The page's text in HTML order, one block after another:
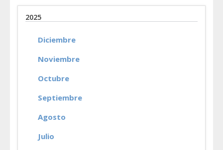
2025
Diciembre
Noviembre
Octubre
Septiembre
Agosto
Julio